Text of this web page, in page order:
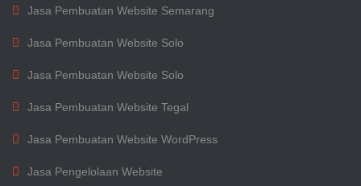
Jasa Pembuatan Website Semarang
Jasa Pembuatan Website Solo
Jasa Pembuatan Website Solo
Jasa Pembuatan Website Tegal
Jasa Pembuatan Website WordPress
Jasa Pengelolaan Website